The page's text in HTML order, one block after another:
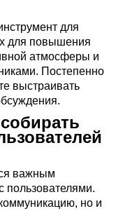
для
для повышения
атмосферы и
Постепенно
выстраивать
важным
пользователями.
но и